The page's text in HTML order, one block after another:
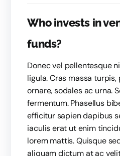
Who invests in
funds?
Donec vel pellentesque
ligula. Cras massa
ornare, sodales ac urna.
fermentum. Phasellus
efficitur sapien dapibus
iaculis erat ut enim
lorem mattis. Quisque
aliquam dictum at ac